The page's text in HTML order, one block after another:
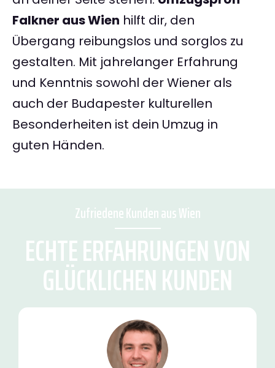
Falkner aus Wien hilft dir, den
Übergang reibungslos und sorglos zu
gestalten. Mit jahrelanger Erfahrung
und Kenntnis sowohl der Wiener als
auch der Budapester kulturellen
Besonderheiten ist dein Umzug in
guten Händen.
Zufriedene Kunden aus Wien
ECHTE ERFAHRUNGEN VON
GLÜCKLICHEN KUNDEN